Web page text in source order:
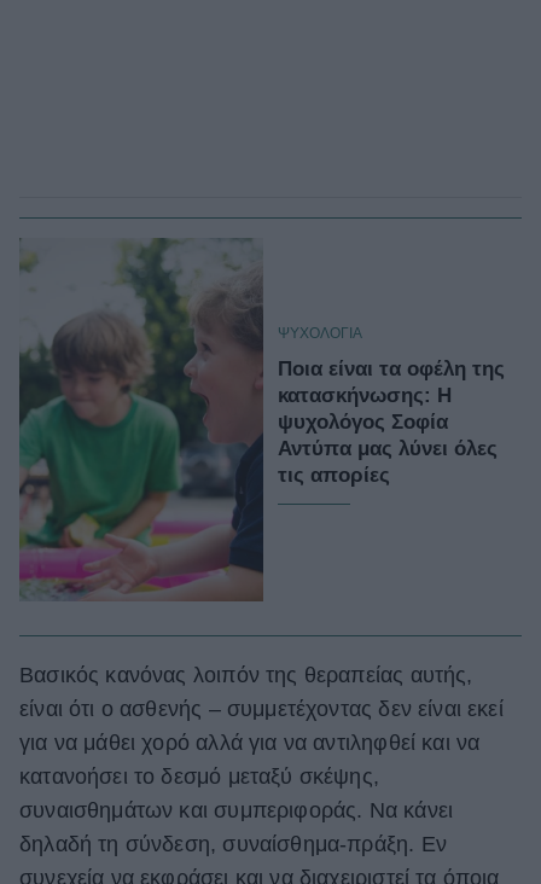
ΨΥΧΟΛΟΓΙΑ
Ποια είναι τα οφέλη της
κατασκήνωσης: Η
ψυχολόγος Σοφία
Αντύπα μας λύνει όλες
τις απορίες
Βασικός κανόνας λοιπόν της θεραπείας αυτής,
είναι ότι ο ασθενής – συμμετέχοντας δεν είναι εκεί
για να μάθει χορό αλλά για να αντιληφθεί και να
κατανοήσει το δεσμό μεταξύ σκέψης,
συναισθημάτων και συμπεριφοράς. Να κάνει
δηλαδή τη σύνδεση, συναίσθημα-πράξη. Εν
συνεχεία να εκφράσει και να διαχειριστεί τα όποια